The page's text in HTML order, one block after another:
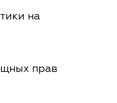
на
прав